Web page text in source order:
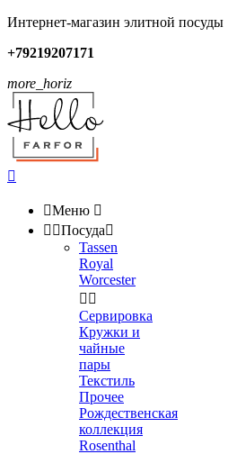
Интернет-магазин элитной посуды
+79219207171
more_horiz

Меню 
 Посуда
Tassen
Royal
Worcester
 
Сервировка
Кружки и
чайные
пары
Текстиль
Прочее
Рождественская
коллекция
Rosenthal